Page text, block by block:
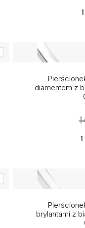
diamentem z
brylantami z